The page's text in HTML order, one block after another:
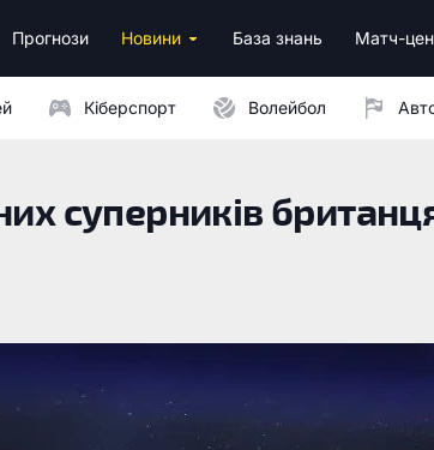
Прогнози Новини База знань Матч-
Кіберспорт Волейбол
суперників